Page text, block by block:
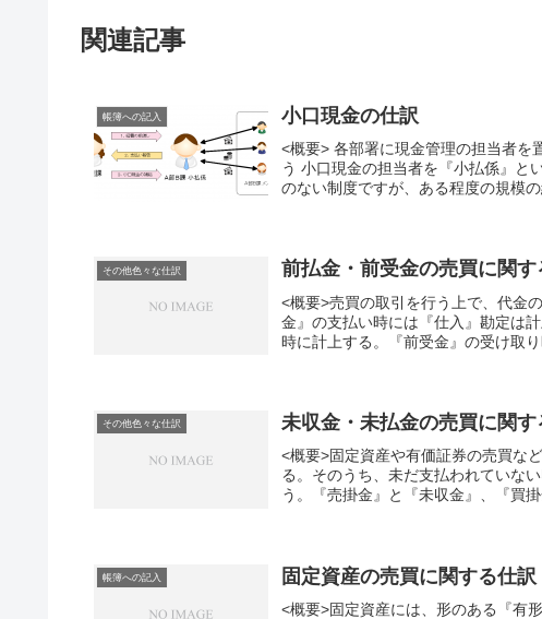
関連記事
帳簿への記入 小口現金の仕訳
<概要> 各部署に現金管理の担当者を
う 小口現金の担当者を『小払係』と
のない制度ですが、ある程度の規模
その他色々な仕訳 前払金・前受金の売買に関す
<概要>売買の取引を行う上で、代金
金』の支払い時には『仕入』勘定は
時に計上する。『前受金』の受け取
その他色々な仕訳 未収金・未払金の売買に関す
<概要>固定資産や有価証券の売買な
る。そのうち、未だ支払われていな
う。『売掛金』と『未収金』、『買
帳簿への記入 固定資産の売買に関する仕訳
<概要>固定資産には、形のある『有